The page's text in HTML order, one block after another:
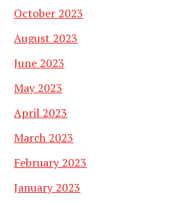
October 2023
August 2023
June 2023
May 2023
April 2023
March 2023
February 2023
January 2023